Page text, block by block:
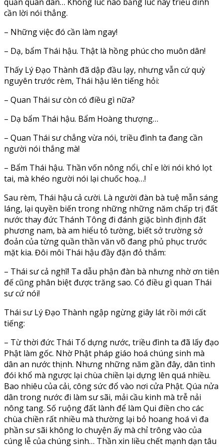
cần lời nói thẳng.
– Những việc đó cần làm ngay!
– Dạ, bẩm Thái hậu. Thật là hồng phúc cho muôn dân!
Thấy Lý Đạo Thành đã dập đầu lạy, nhưng vẫn cứ quỳ
nguyên trước rèm, Thái hậu lên tiếng hỏi:
– Quan Thái sư còn có điều gì nữa?
– Dạ bẩm Thái hậu. Bẩm Hoàng thượng…
– Quan Thái sư chẳng vừa nói, triều đình ta đang cần
người nói thắng mà!
– Bẩm Thái hậu. Thần vốn nông nổi, chỉ e lời nói khó lọt
tai, mà khéo người nói lại chuốc hoạ…!
Sau rèm, Thái hậu cả cười. Là người đàn bà tuệ mẫn sáng
láng, lại quyền biến trong những những năm chấp trị đất
nước thay đức Thánh Tông đi đánh giặc bình định đất
phương nam, bà am hiểu tỏ tường, biết sở trường sở
đoản của từng quần thần văn võ đang phủ phục trước
mặt kia. Đôi môi Thái hậu đầy đặn đỏ thắm:
– Thái sư cả nghĩ! Ta dẫu phận đàn bà nhưng nhờ ơn tiên
đế cũng phân biệt được trăng sao. Có điều gì quan Thái
sư cứ nói!
Thái sư Lý Đạo Thành ngập ngừng giây lát rồi mới cất
tiếng:
– Từ thời đức Thái Tổ dựng nước, triều đình ta đã lấy đạo
Phật làm gốc. Nhờ Phật pháp giáo hoá chúng sinh mà
dân an nước thịnh. Nhưng những năm gần đây, dân tình
đói khổ mà ngược lại chùa chiền lại dựng lên quá nhiều.
Bao nhiêu của cải, công sức đổ vào nơi cửa Phật. Qúa nửa
dân trong nước đi làm sư sãi, mải cầu kinh mà trễ nải
nông tang. Số ruộng đất lành để làm Qui điền cho các
chùa chiền rất nhiều mà thường lại bỏ hoang hoá vì đa
phần sư sãi không lo chuyện ấy mà chỉ trông vào của
cúng lễ của chúng sinh… Thần xin liều chết mạnh dạn tâu